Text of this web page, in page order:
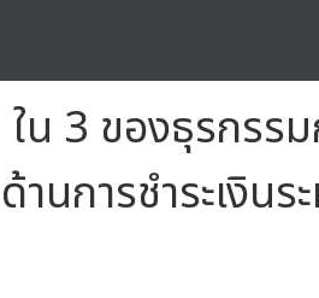
3 ของธุรกรรม
นการชำระเงิน